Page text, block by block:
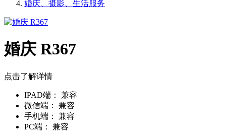
婚庆、摄影、生活服务
婚庆 R367
点击了解详情
IPAD端：
兼容
微信端：
兼容
手机端：
兼容
PC端：
兼容